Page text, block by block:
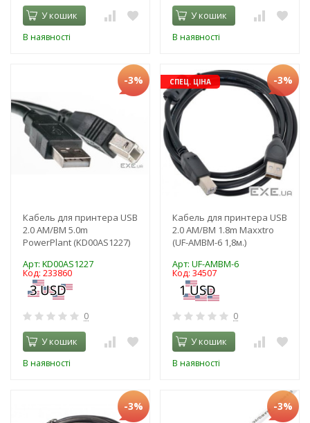
У кошик
В наявності
У кошик
В наявності
-3%
Кабель для принтера USB
2.0 AM/BM 5.0m
PowerPlant (KD00AS1227)
Арт: KD00AS1227
Код: 233860
0
У кошик
В наявності
СПЕЦ. ЦІНА -3%
Кабель для принтера USB
2.0 AM/BM 1.8m Maxxtro
(UF-AMBM-6 1,8м.)
Арт: UF-AMBM-6
Код: 34507
0
У кошик
В наявності
-3% -3%